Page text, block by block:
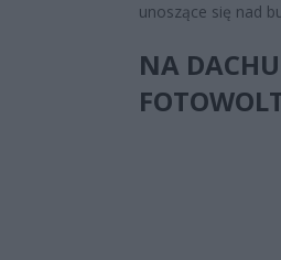
unoszące się nad
NA